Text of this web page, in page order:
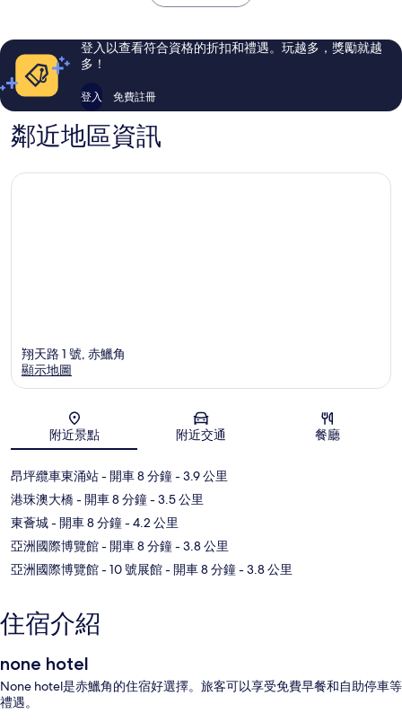
鱲
角
評
論
評
論
登入以查看符合資格的折扣和禮遇。玩越多，獎勵就越
多！
登入 免費註冊
鄰近地區資訊
地圖
翔天路 1 號, 赤鱲角
顯示地圖
附近景點 附近交通 餐廳
昂坪纜車東涌站- 開車 8 分鐘- 3.9 公里
港珠澳大橋- 開車 8 分鐘- 3.5 公里
東薈城- 開車 8 分鐘- 4.2 公里
亞洲國際博覽館- 開車 8 分鐘- 3.8 公里
亞洲國際博覽館 - 10 號展館- 開車 8 分鐘- 3.8 公里
住宿介紹
none hotel
None hotel是赤鱲角的住宿好選擇。旅客可以享受免費早餐和自助停車等
禮遇。